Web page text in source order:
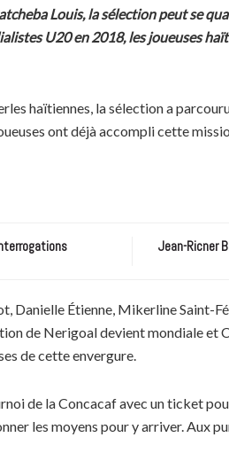
Louis, la sélection peut se
U20 en 2018, les joueuses
haïtiennes, la sélection a
ont déjà accompli cette
Jean-Ricner
Danielle Étienne, Mikerline
de Nerigoal devient mondiale et
de cette envergure.
de la Concacaf avec un ticket
les moyens pour y arriver. Aux